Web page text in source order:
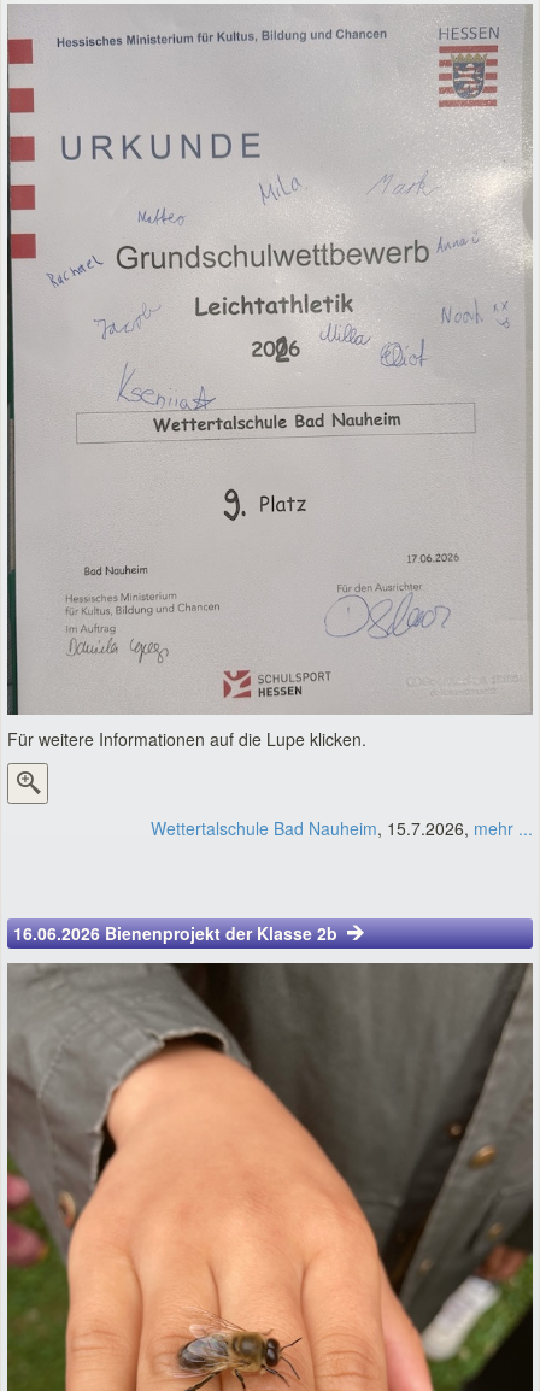
Für weitere Informationen auf die Lupe klicken.
Wettertalschule Bad Nauheim, 15.7.2026, mehr ...
16.06.2026 Bienenprojekt der Klasse 2b